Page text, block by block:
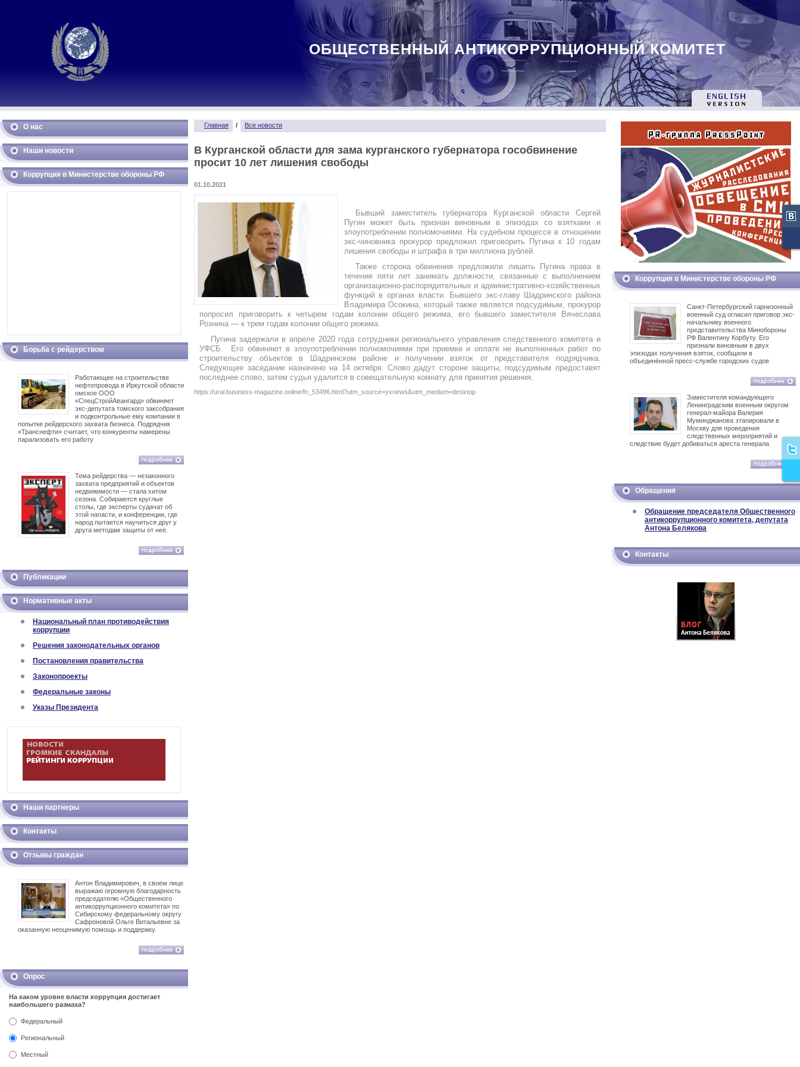
ОБЩЕСТВЕННЫЙ АНТИКОРРУПЦИОННЫЙ КОМИТЕТ
О нас
Наши новости
Коррупция в Министерстве обороны РФ
Борьба с рейдерством
Работающее на строительстве
нефтепровода в Иркутской области
омское ООО
«СпецСтройАвангард» обвиняет
экс-депутата томского заксобрания
и подконтрольные ему компании в
попытке рейдерского захвата бизнеса. Подрядчик
«Транснефти» считает, что конкуренты намерены
парализовать его работу
Тема рейдерства — незаконного
захвата предприятий и объектов
недвижимости — стала хитом
сезона. Собираются круглые
столы, где эксперты судачат об
этой напасти, и конференции, где
народ пытается научиться друг у
друга методам защиты от неё.
Публикации
Нормативные акты
Национальный план противодействия
коррупции
Решения законодательных органов
Постановления правительства
Законопроекты
Федеральные законы
Указы Президента
Наши партнеры
Контакты
Отзывы граждан
Антон Владимирович, в своем лице
выражаю огромную благодарность
председателю «Общественного
антикоррупционного комитета» по
Сибирскому федеральному округу
Сафроновой Ольге Витальевне за
оказанную неоценимую помощь и поддержку.
Опрос
На каком уровне власти коррупция достигает
наибольшего размаха?
Федеральный
Региональный
Местный
Главная / Все новости
В Курганской области для зама курганского губернатора гособвинение
просит 10 лет лишения свободы
01.10.2021
Бывший заместитель губернатора Курганской области Сергей
Пугин может быть признан виновным в эпизодах со взятками и
злоупотреблении полномочиями. На судебном процессе в отношении
экс-чиновника прокурор предложил приговорить Пугина к 10 годам
лишения свободы и штрафа в три миллиона рублей.
Также сторона обвинения предложили лишить Пугина права в
течение пяти лет занимать должности, связанные с выполнением
организационно-распорядительных и административно-хозяйственных
функций в органах власти. Бывшего экс-главу Шадринского района
Владимира Осокина, который также является подсудимым, прокурор
попросил приговорить к четырем годам колонии общего режима, его бывшего заместителя Вячеслава
Рознина — к трем годам колонии общего режима.
Пугина задержали в апреле 2020 года сотрудники регионального управления следственного комитета и
УФСБ. Его обвиняют в злоупотреблении полномочиями при приемке и оплате не выполненных работ по
строительству объектов в Шадринском районе и получении взяток от представителя подрядчика.
Следующее заседание назначено на 14 октября. Слово дадут стороне защиты, подсудимым предоставят
последнее слово, затем судья удалится в совещательную комнату для принятия решения.
https://ural.business-magazine.online/fn_53496.html?utm_source=yxnews&utm_medium=desktop
Коррупция в Министерстве обороны РФ
Санкт-Петербургский гарнизонный
военный суд огласил приговор экс-
начальнику военного
представительства Минобороны
РФ Валентину Корбуту. Его
признали виновным в двух
эпизодах получения взяток, сообщили в
объединённой пресс-службе городских судов
Заместителя командующего
Ленинградским военным округом
генерал-майора Валерия
Муминджанова этапировали в
Москву для проведения
следственных мероприятий и
следствие будет добиваться ареста генерала
Обращения
Обращение председателя Общественного
антикоррупционного комитета, депутата
Антона Белякова
Контакты